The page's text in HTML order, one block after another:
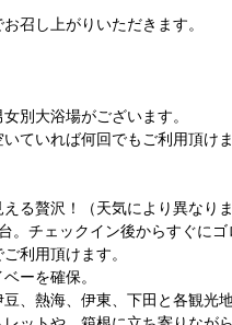
召し上がりいただきます。
別大浴場がございます。
ていれば何回でもご利用頂けま
る贅沢！（天気により異なりま
。チェックイン後からすぐにゴ
利用頂けます。
ーを確保。
豆、熱海、伊東、下田と各観光